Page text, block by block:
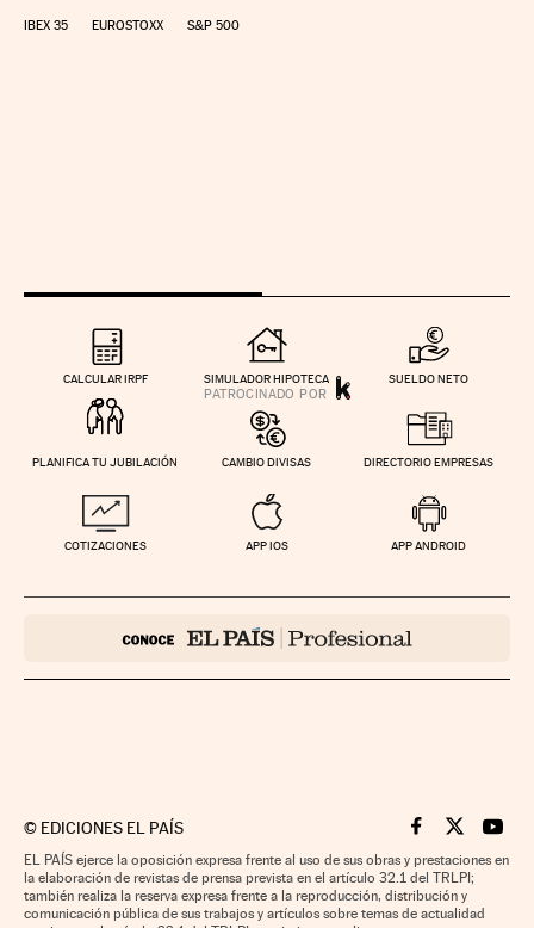
IBEX 35 EUROSTOXX S&P 500
CALCULAR IRPF SIMULADOR HIPOTECA SUELDO NETO
PLANIFICA TU JUBILACIÓN CAMBIO DIVISAS DIRECTORIO EMPRESAS
COTIZACIONES APP IOS APP ANDROID
© EDICIONES EL PAÍS Cinco Días en
Cinco Días
Cinco
EL PAÍS ejerce la oposición expresa frente al uso de sus obras y prestaciones en
la elaboración de revistas de prensa prevista en el artículo 32.1 del TRLPI;
también realiza la reserva expresa frente a la reproducción, distribución y
comunicación pública de sus trabajos y artículos sobre temas de actualidad